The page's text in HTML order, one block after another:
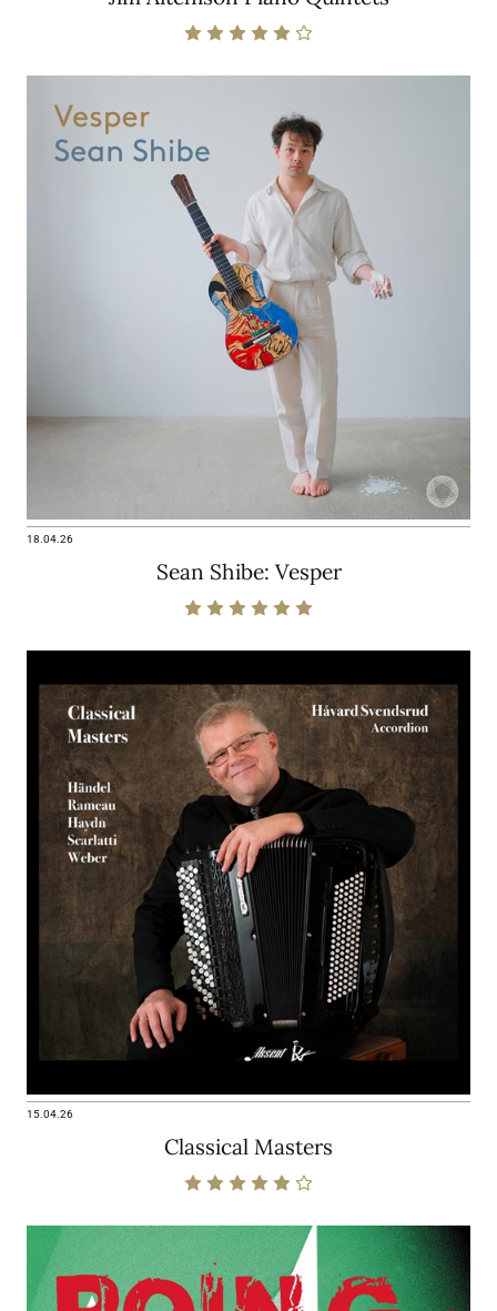
18.04.26
Sean Shibe: Vesper
15.04.26
Classical Masters